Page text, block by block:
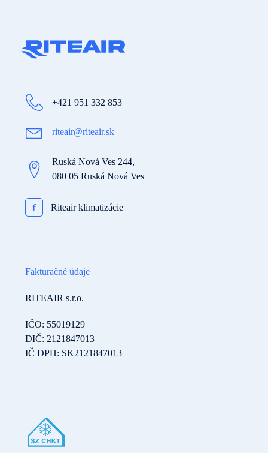
+421 951 332 853
riteair@riteair.sk
Ruská Nová Ves 244,
080 05 Ruská Nová Ves
f Riteair klimatizácie
Fakturačné údaje
RITEAIR s.r.o.
IČO: 55019129
DIČ: 2121847013
IČ DPH: SK2121847013